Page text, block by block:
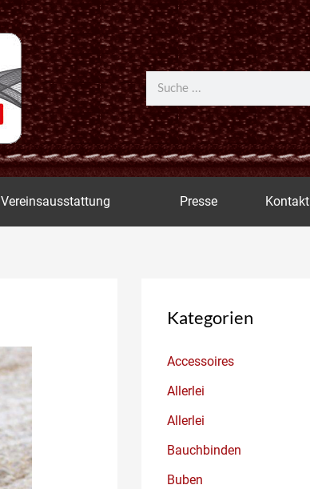
Suche
Vereinsausstattung Presse Kontakt
Kategorien
Accessoires
Allerlei
Allerlei
Bauchbinden
Buben